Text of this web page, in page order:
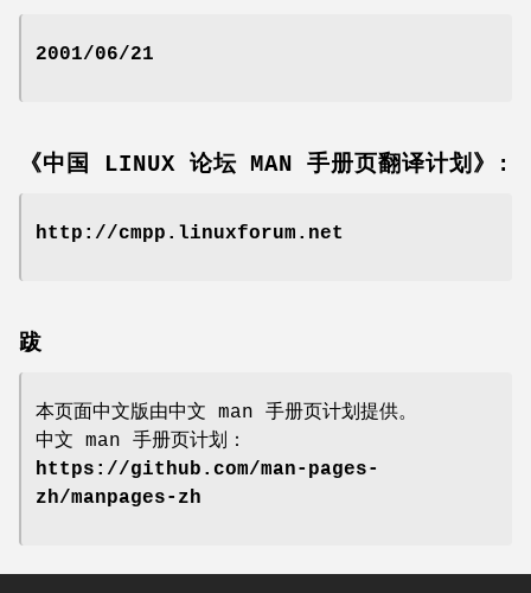
2001/06/21
《中国 LINUX 论坛 MAN 手册页翻译计划》:
http://cmpp.linuxforum.net
跋
本页面中文版由中文 man 手册页计划提供。
中文 man 手册页计划：
https://github.com/man-pages-
zh/manpages-zh